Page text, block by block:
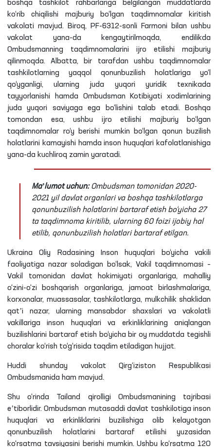
boshqa tashkilot rahbarlariga belgilangan muddatlarda
ko‘rib chiqilishi majburiy bo‘lgan taqdimnomalar kiritish
vakolati mavjud. Biroq, PF-6312-sonli Farmoni bilan ushbu
vakolat yana-da kengaytirilmoqda, endilikda
Ombudsmanning taqdimnomalarini ijro etilishi majburiy
qilinmoqda. Albatta, bir tarafdan ushbu taqdimnomalar
tashkilotlarning yaqqol qonunbuzilish holatlariga yo‘l
qo‘yganligi, ularning juda yuqori yuridik texnikada
tayyorlanishi hamda Ombudsman Kotibiyati xodimlarining
juda yuqori saviyaga ega bo‘lishini talab etadi. Boshqa
tomondan esa, ushbu ijro etilishi majburiy bo‘lgan
taqdimnomalar ro‘y berishi mumkin bo‘lgan qonun buzilish
holatlarini kamayishi hamda inson huquqlari kafolatlanishiga
yana-da kuchliroq zamin yaratadi.
Maʼlumot uchun:Ombudsman tomonidan 2020-
2021 yil davlat organlari va boshqa tashkilotlarga
qonunbuzilish holatlarini bartaraf etish bo‘yicha 27
ta taqdimnoma kiritilib, ularning 60 foizi ijobiy hal
etilib, qonunbuzilish holatlari bartaraf etilgan.
Ukraina Oliy Radasining Inson huquqlari bo‘yicha vakili
faoliyatiga nazar soladigan bo‘lsak, Vakil taqdimnomasi –
Vakil tomonidan davlat hokimiyati organlariga, mahalliy
o‘zini-o‘zi boshqarish organlariga, jamoat birlashmalariga,
korxonalar, muassasalar, tashkilotlarga, mulkchilik shaklidan
qatʼi nazar, ularning mansabdor shaxslari va vakolatli
vakillariga inson huquqlari va erkinliklarining aniqlangan
buzilishlarini bartaraf etish bo‘yicha bir oy muddatda tegishli
choralar ko‘rish to‘g‘risida taqdim etiladigan hujjat.
Huddi shunday vakolat Qirg‘iziston Respublikasi
Ombudsmanida ham mavjud.
Shu o‘rinda Tailand qirolligi Ombudsmanining tajribasi
eʼtiborlidir. Ombudsman mutasaddi davlat tashkilotiga inson
huquqlari va erkinliklarini buzilishiga olib kelayotgan
qonunbuzilish holatlarini bartaraf etilishi yuzasidan
ko‘rsatma tavsiyasini berishi mumkin. Ushbu ko‘rsatma 120